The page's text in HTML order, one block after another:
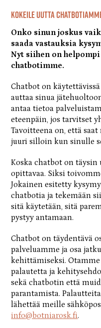
Kokeile uutta
Onko sinun joskus
saada vastauksia
Nyt siihen on
chatbotimme.
Chatbot on
auttaa sinua
antaa tietoa
eteenpäin, jos tarvitset
Tavoitteena on, että
juuri silloin kun sinulle
Koska chatbot on täysin
opittavaa. Siksi
Jokainen esitetty
chatbotia ja tekemään
sitä käytetään, sitä
pystyy antamaan.
Chatbot on täydentävä
palveluamme ja osa
kehittämiseksi.
palautetta ja
sekä chatbotin että
parantamista.
lähettää meille
info@botniarosk.fi.